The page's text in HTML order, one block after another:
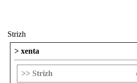
Strizh
> xenta
>> Strizh